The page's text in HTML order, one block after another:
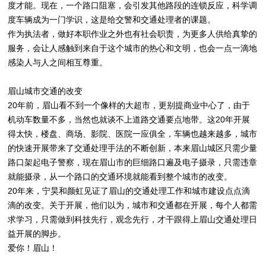
度才能。现在，一个路口阻塞，会引发其他路段的连锁反应，科学调
度车辆成为一门学识，这是给交警和交通处理者的课题。
作为执法者，做好本职作业之外也有社会职责，为更多人供给真挚的
服务，会让人感触到来自于这个城市的热心和文明，也会一点一滴地
感染人与人之间相互尊重。
眉山城市交通的改变
20年前，眉山看不到一个像样的大超市，更别提商业中心了，由于
机动车数量不多，当然也就谈不上道路交通要点地带。这20年开展
得太快，楼盘、商场、影院、医院一应俱全，车辆也越来越多，城市
的快速开展带来了交通处理手法的不断创新，本来眉山城区只需少量
路口架起电子警察，现在眉山市的巨细路口遍及电子摄录，只需违章
就能摄录，从一个路口的交通环境就能看到整个城市的改变。
20年来，宁昊和颜虹见证了眉山的交通处理工作和城市建设点点滴
滴的改变。关于开展，他们以为，城市和交通都在开展，每个人都需
求学习，只需做到科技先行，观念先行，才干跟得上眉山交通处理日
益开展的脚步。
爱你！眉山！